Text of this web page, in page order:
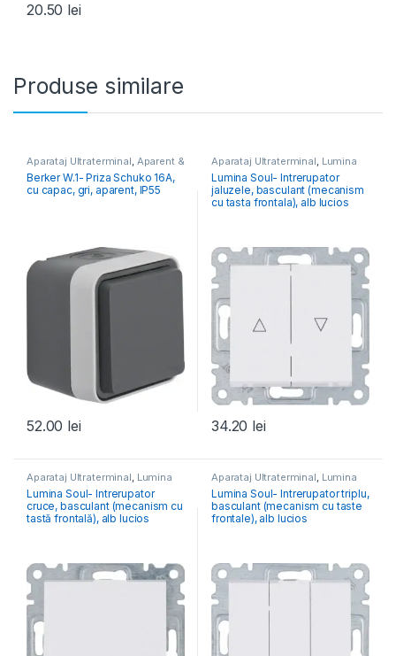
20.50 lei
Produse similare
Aparataj Ultraterminal, Aparent &
Exterior ,Berker
Berker W.1- Priza Schuko 16A,
cu capac, gri, aparent, IP55
52.00 lei
Aparataj Ultraterminal, Lumina
Lumina Soul- Intrerupator
jaluzele, basculant (mecanism
cu tasta frontala), alb lucios
34.20 lei
Aparataj Ultraterminal, Lumina
Lumina Soul- Intrerupator
cruce, basculant (mecanism cu
tastă frontală), alb lucios
Aparataj Ultraterminal, Lumina
Lumina Soul- Intrerupator triplu,
basculant (mecanism cu taste
frontale), alb lucios